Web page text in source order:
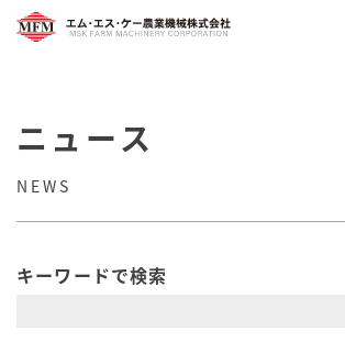
ニュース
NEWS
キーワードで検索